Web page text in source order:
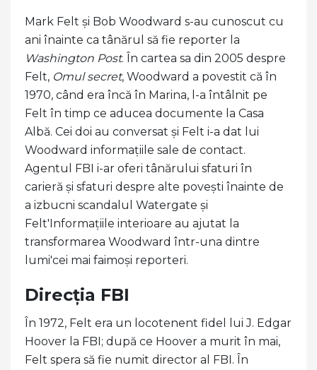
Mark Felt și Bob Woodward s-au cunoscut cu
ani înainte ca tânărul să fie reporter la
Washington Post. În cartea sa din 2005 despre
Felt, Omul secret, Woodward a povestit că în
1970, când era încă în Marina, l-a întâlnit pe
Felt în timp ce aducea documente la Casa
Albă. Cei doi au conversat și Felt i-a dat lui
Woodward informațiile sale de contact.
Agentul FBI i-ar oferi tânărului sfaturi în
carieră și sfaturi despre alte povești înainte de
a izbucni scandalul Watergate și
Felt'Informațiile interioare au ajutat la
transformarea Woodward într-una dintre
lumi'cei mai faimoși reporteri.
Direcția FBI
În 1972, Felt era un locotenent fidel lui J. Edgar
Hoover la FBI; după ce Hoover a murit în mai,
Felt spera să fie numit director al FBI. În